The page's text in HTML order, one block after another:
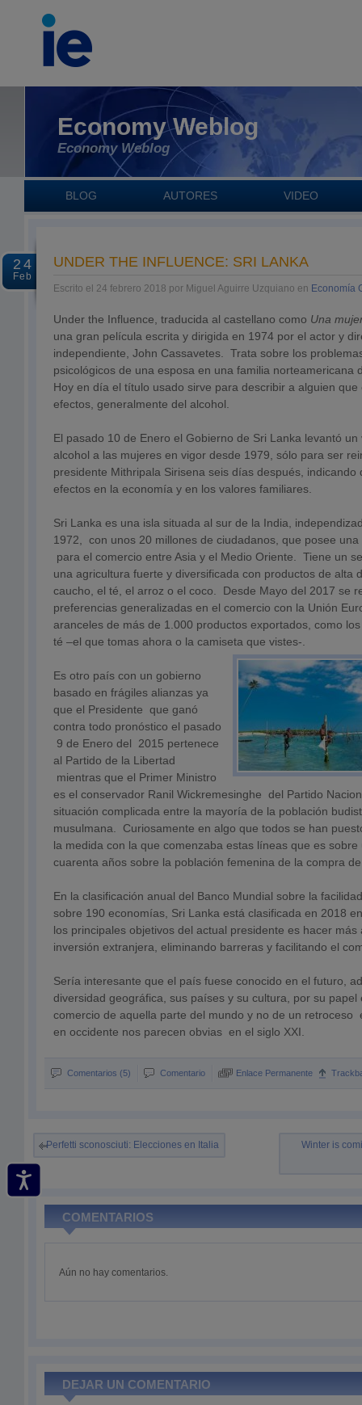
Economy Weblog
Economy Weblog
BLOG AUTORES VIDEO
24
Feb
UNDER THE INFLUENCE: SRI LANKA
Escrito el 24 febrero 2018 por Miguel Aguirre Uzquiano en Economía
Under the Influence, traducida al castellano como Una
una gran película escrita y dirigida en 1974 por el actor y
independiente, John Cassavetes. Trata sobre los
psicológicos de una esposa en una familia norteamericana
Hoy en día el título usado sirve para describir a alguien que
efectos, generalmente del alcohol.
El pasado 10 de Enero el Gobierno de Sri Lanka levantó
alcohol a las mujeres en vigor desde 1979, sólo para ser
presidente Mithripala Sirisena seis días después,
efectos en la economía y en los valores familiares.
Sri Lanka es una isla situada al sur de la India,
1972, con unos 20 millones de ciudadanos, que posee
para el comercio entre Asia y el Medio Oriente. Tiene un
una agricultura fuerte y diversificada con productos de alta
caucho, el té, el arroz o el coco. Desde Mayo del 2017 se
preferencias generalizadas en el comercio con la Unión
aranceles de más de 1.000 productos exportados, como
té –el que tomas ahora o la camiseta que vistes-.
Es otro país con un gobierno
basado en frágiles alianzas ya
que el Presidente que ganó
contra todo pronóstico el pasado
9 de Enero del 2015 pertenece
al Partido de la Libertad
mientras que el Primer Ministro
es el conservador Ranil Wickremesinghe del Partido
situación complicada entre la mayoría de la población
musulmana. Curiosamente en algo que todos se han
la medida con la que comenzaba estas líneas que es
cuarenta años sobre la población femenina de la compra
En la clasificación anual del Banco Mundial sobre la
sobre 190 economías, Sri Lanka está clasificada en 2018
los principales objetivos del actual presidente es hacer más
inversión extranjera, eliminando barreras y facilitando el
Sería interesante que el país fuese conocido en el futuro,
diversidad geográfica, sus países y su cultura, por su papel
comercio de aquella parte del mundo y no de un retroceso
en occidente nos parecen obvias en el siglo XXI.
Comentarios (5) Comentario Enlace Permanente
Perfetti sconosciuti: Elecciones en Italia Winter is
COMENTARIOS
Aún no hay comentarios.
DEJAR UN COMENTARIO